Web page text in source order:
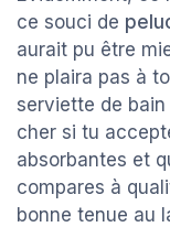
ce souci de
aurait pu être
ne plaira pas à
serviette de
cher si tu
absorbantes et
compares à
bonne tenue au